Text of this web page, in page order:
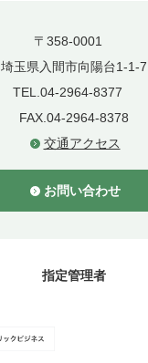
〒358-0001
埼玉県入間市向陽台1-1-7
TEL.04-2964-8377
FAX.04-2964-8378
交通アクセス
お問い合わせ
指定管理者